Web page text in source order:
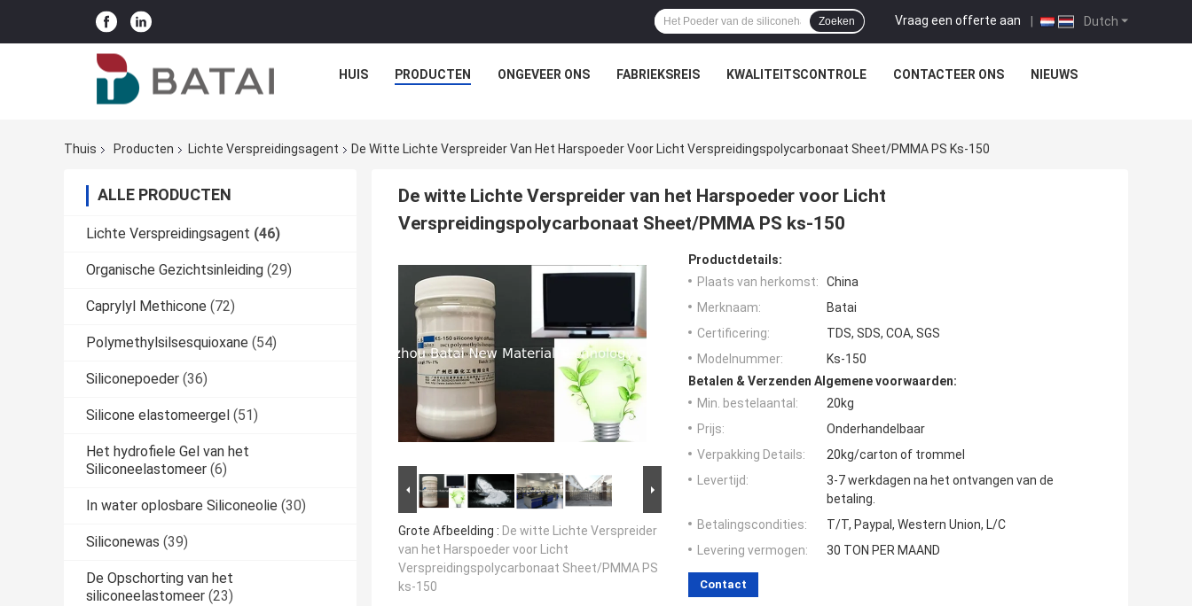
Dutch
Vraag een offerte aan |
Zoeken
HUIS PRODUCTEN ONGEVEER ONS FABRIEKSREIS KWALITEITSCONTROLE CONTACTEER ONS NIEUWS
Thuis Producten Lichte Verspreidingsagent De Witte Lichte Verspreider Van Het Harspoeder Voor Licht Verspreidingspolycarbonaat Sheet/PMMA PS Ks-150
ALLE PRODUCTEN
Lichte Verspreidingsagent (46)
Organische Gezichtsinleiding (29)
Caprylyl Methicone (72)
Polymethylsilsesquioxane (54)
Siliconepoeder (36)
Silicone elastomeergel (51)
Het hydrofiele Gel van het
Siliconeelastomeer (6)
In water oplosbare Siliconeolie (30)
Siliconewas (39)
De Opschorting van het
siliconeelastomeer (23)
De witte Lichte Verspreider van het Harspoeder voor Licht
Verspreidingspolycarbonaat Sheet/PMMA PS ks-150
Grote Afbeelding : De witte Lichte Verspreider
van het Harspoeder voor Licht
Verspreidingspolycarbonaat Sheet/PMMA PS
ks-150
Productdetails:
Plaats van herkomst:
China
Merknaam:
Batai
Certificering:
TDS, SDS, COA, SGS
Modelnummer:
Ks-150
Betalen & Verzenden Algemene voorwaarden:
Min. bestelaantal:
20kg
Prijs:
Onderhandelbaar
Verpakking Details:
20kg/carton of trommel
Levertijd:
3-7 werkdagen na het ontvangen van de
betaling.
Betalingscondities:
T/T, Paypal, Western Union, L/C
Levering vermogen:
30 TON PER MAAND
Contact